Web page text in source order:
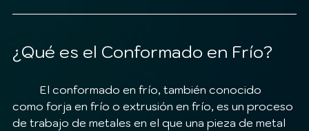
¿Qué es el Conformado en Frío?
como forja en frío o extrusión en frío, es un proceso
de trabajo de metales en el que una pieza de metal